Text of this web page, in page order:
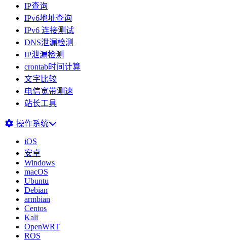
IP查询
IPv6地址查询
IPv6 连接测试
DNS泄漏检测
IP泄漏检测
crontab时间计算
文字比较
电信宽带测速
站长工具
操作系统
iOS
安卓
Windows
macOS
Ubuntu
Debian
armbian
Centos
Kali
OpenWRT
ROS